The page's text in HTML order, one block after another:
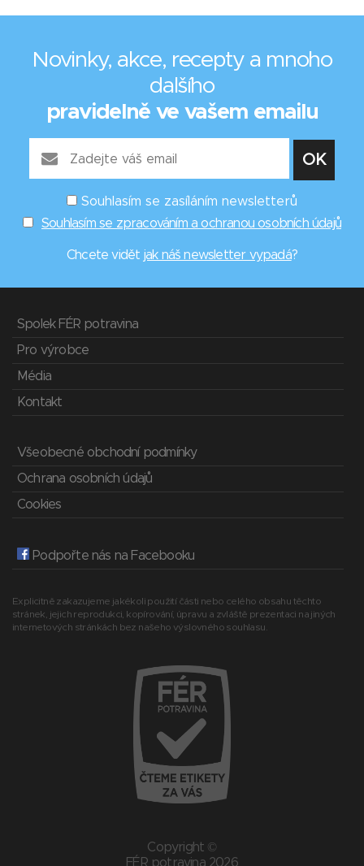
Novinky, akce, recepty a mnoho
dalšího
pravidelně ve vašem emailu
Souhlasím se zasíláním newsletterů
Souhlasím se zpracováním a ochranou osobních údajů
Chcete vidět jak náš newsletter vypadá?
Spolek FÉR potravina
Pro výrobce
Média
Kontakt
Všeobecné obchodní podmínky
Ochrana osobních údajů
Cookies
Podpořte nás na Facebooku
Explicitně zakazujeme jakékoli použití části nebo celého obsahu těchto
stránek, jejich reprodukci, kopírování, úpravu a zvláště prezentaci na jiných
internetových stránkách bez našeho výslovného souhlasu.
Copyright ©
FÉR potravina 2026